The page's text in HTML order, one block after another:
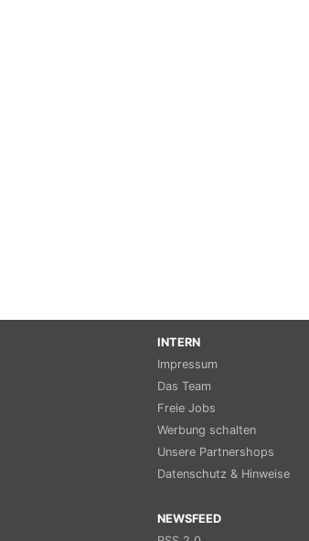
INTERN
Impressum
Das Team
Freie Jobs
Werbung schalten
Unsere Partnershops
Datenschutz & Hinweise
NEWSFEED